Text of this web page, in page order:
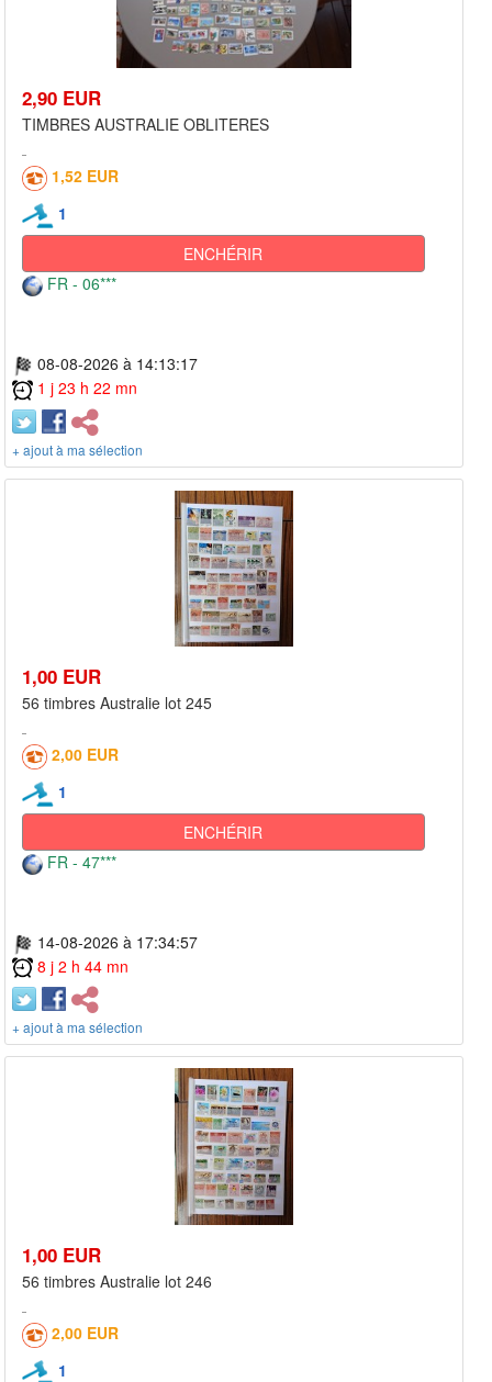
2,90 EUR
TIMBRES AUSTRALIE OBLITERES
1,52 EUR
1
ENCHÉRIR
FR - 06***
08-08-2026 à 14:13:17
1 j 23 h 22 mn
+ ajout à ma sélection
1,00 EUR
56 timbres Australie lot 245
2,00 EUR
1
ENCHÉRIR
FR - 47***
14-08-2026 à 17:34:57
8 j 2 h 44 mn
+ ajout à ma sélection
1,00 EUR
56 timbres Australie lot 246
2,00 EUR
1